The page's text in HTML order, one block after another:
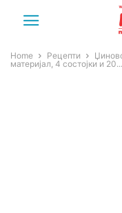
Home Рецепти
материјал, 4 состојки и 20...